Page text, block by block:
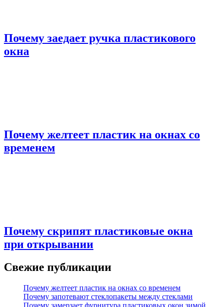
Почему заедает ручка пластикового
окна
Почему желтеет пластик на окнах со
временем
Почему скрипят пластиковые окна
при открывании
Свежие публикации
Почему желтеет пластик на окнах со временем
Почему запотевают стеклопакеты между стеклами
Почему замерзает фурнитура пластиковых окон зимой